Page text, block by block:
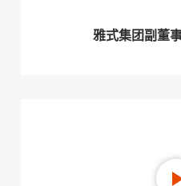
雅式集团副董